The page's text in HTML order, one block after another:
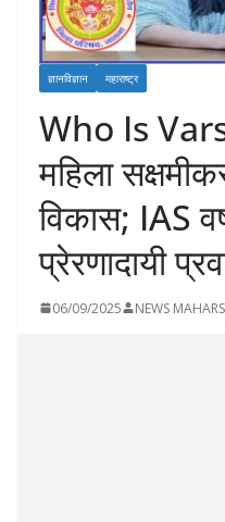
ज्ञानविज्ञान महाराष्ट्र
Who Is
महिला
विकास; IAS
प्रेरणादायी
06/09/2025 NEWS